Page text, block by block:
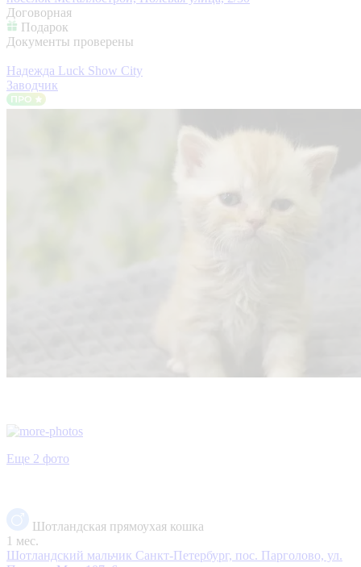
Договорная
Подарок
Документы проверены
Надежда Luck Show City
Заводчик
Еще 2 фото
Шотландская прямоухая кошка
1 мес.
Шотландский мальчик Санкт-Петербург, пос. Парголово, ул.